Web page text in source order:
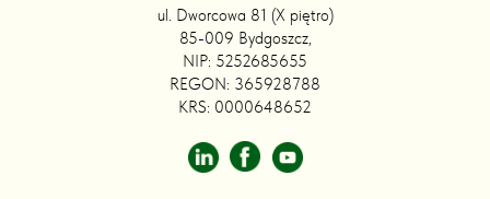
ul. Dworcowa 81 (X piętro)
85-009 Bydgoszcz,
NIP: 5252685655
REGON: 365928788
KRS: 0000648652